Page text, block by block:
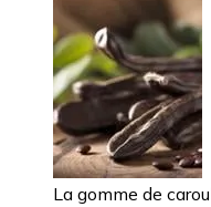
La gomme de